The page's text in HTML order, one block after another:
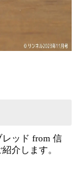
ッド from 信
介します。